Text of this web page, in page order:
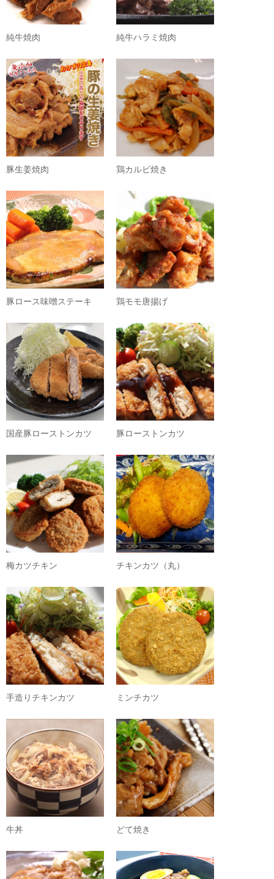
純牛焼肉 純牛ハラミ焼肉
豚生姜焼肉 鶏カルビ焼き
豚ロース味噌ステーキ 鶏モモ唐揚げ
国産豚ローストンカツ 豚ローストンカツ
梅カツチキン チキンカツ（丸）
手造りチキンカツ ミンチカツ
牛丼 どて焼き